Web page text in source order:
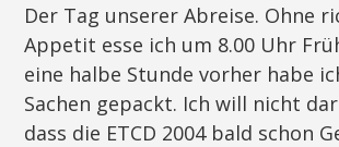
Der Tag unserer Abreise. Ohne
Appetit esse ich um 8.00 Uhr
eine halbe Stunde vorher habe
Sachen gepackt. Ich will nicht
dass die ETCD 2004 bald schon